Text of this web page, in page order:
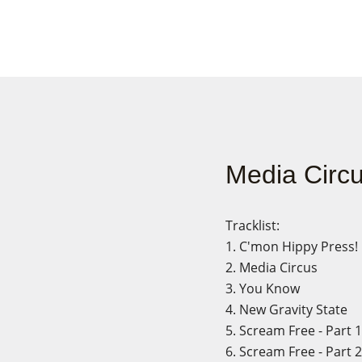
Media
Tracklist:
1. C'mon Hippy Press!
2. Media Circus
3. You Know
4. New Gravity State
5. Scream Free - Part 1
6. Scream Free - Part 2